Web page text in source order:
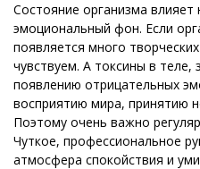
Состояние организма влияет
эмоциональный фон. Если
появляется много
чувствуем. А токсины в теле,
появлению отрицательных
восприятию мира, принятию
Поэтому очень важно
Чуткое, профессиональное
атмосфера спокойствия и